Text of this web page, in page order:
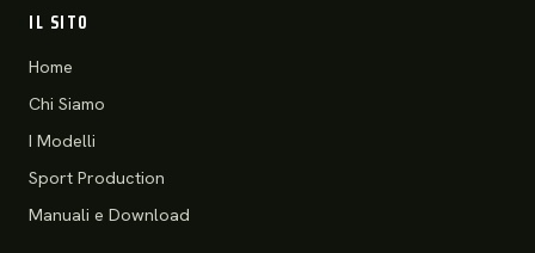
IL SITO
Home
Chi Siamo
I Modelli
Sport Production
Manuali e Download